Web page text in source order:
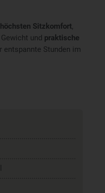
höchsten Sitzkomfort,
und praktische
entspannte Stunden im